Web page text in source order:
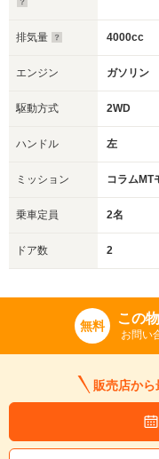
排気量 4000cc
エンジン ガソリン
駆動方式 2WD
ハンドル 左
ミッション コラムMT
乗車定員 2名
ドア数 2
無料 この
お問い
販売店から